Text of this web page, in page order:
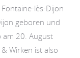
lès-Dijon
geboren und
am 20. August
Wirken ist also